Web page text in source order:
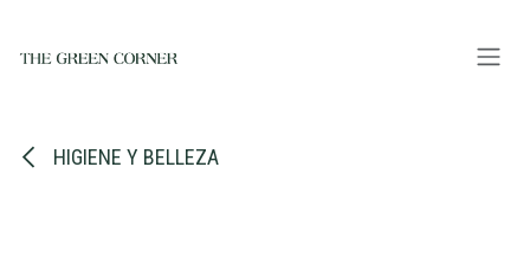
HIGIENE Y BELLEZA